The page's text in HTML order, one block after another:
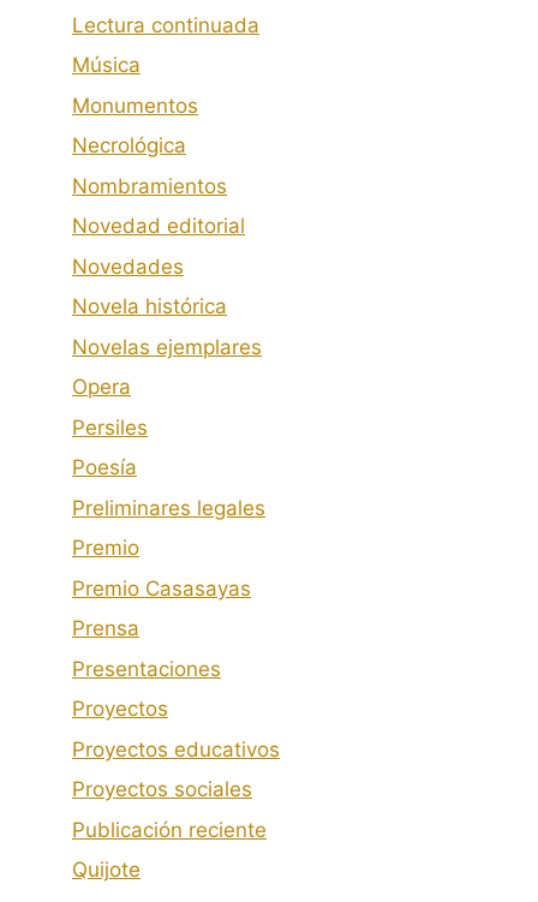
Lectura continuada
Música
Monumentos
Necrológica
Nombramientos
Novedad editorial
Novedades
Novela histórica
Novelas ejemplares
Opera
Persiles
Poesía
Preliminares legales
Premio
Premio Casasayas
Prensa
Presentaciones
Proyectos
Proyectos educativos
Proyectos sociales
Publicación reciente
Quijote